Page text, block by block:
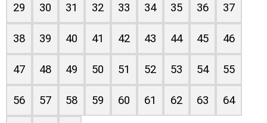
29 30 31 32 33 34 35 36 37
38 39 40 41 42 43 44 45 46
47 48 49 50 51 52 53 54 55
56 57 58 59 60 61 62 63 64